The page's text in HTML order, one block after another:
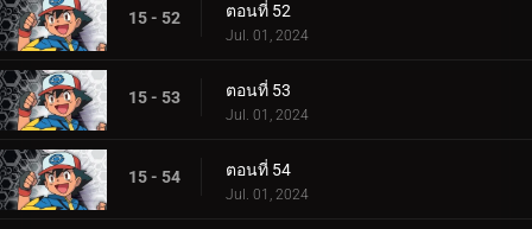
15 - 52 ตอนที่ 52
Jul. 01, 2024
15 - 53 ตอนที่ 53
Jul. 01, 2024
15 - 54 ตอนที่ 54
Jul. 01, 2024